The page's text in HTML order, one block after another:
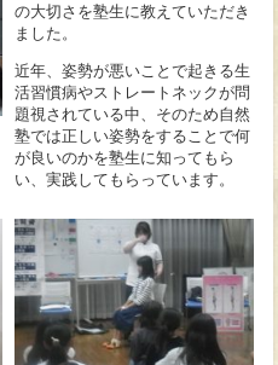
の大切さを塾生に教えていただき
ました。
近年、姿勢が悪いことで起きる生
活習慣病やストレートネックが問
題視されている中、そのため自然
塾では正しい姿勢をすることで何
が良いのかを塾生に知ってもら
い、実践してもらっています。